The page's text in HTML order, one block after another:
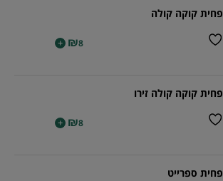
פחית קוקה קולה
₪8
+
פחית קוקה קולה זירו
₪8
+
פחית ספרייט